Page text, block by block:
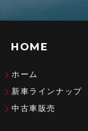
HOME
ホーム
新車ラインナップ
中古車販売